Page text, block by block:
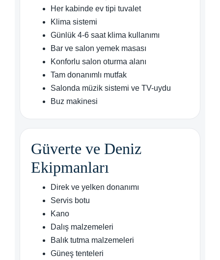
Her kabinde ev tipi tuvalet
Klima sistemi
Günlük 4-6 saat klima kullanımı
Bar ve salon yemek masası
Konforlu salon oturma alanı
Tam donanımlı mutfak
Salonda müzik sistemi ve TV-uydu
Buz makinesi
Güverte ve Deniz
Ekipmanları
Direk ve yelken donanımı
Servis botu
Kano
Dalış malzemeleri
Balık tutma malzemeleri
Güneş tenteleri